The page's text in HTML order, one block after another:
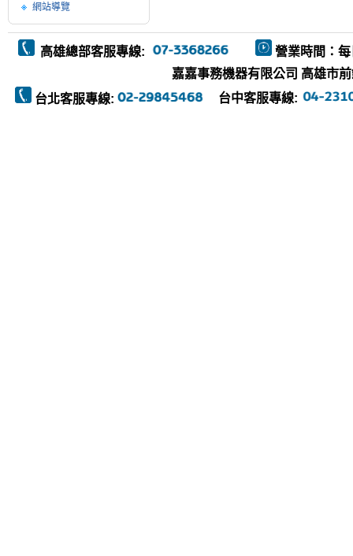
網站導覽
高雄總部客服專線:
營業時間：每
嘉嘉事務機器有限公司 高雄市
台北客服專線:
台中客服專線: